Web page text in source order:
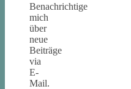
Benachrichtige
mich
über
neue
Beiträge
via
E-
Mail.